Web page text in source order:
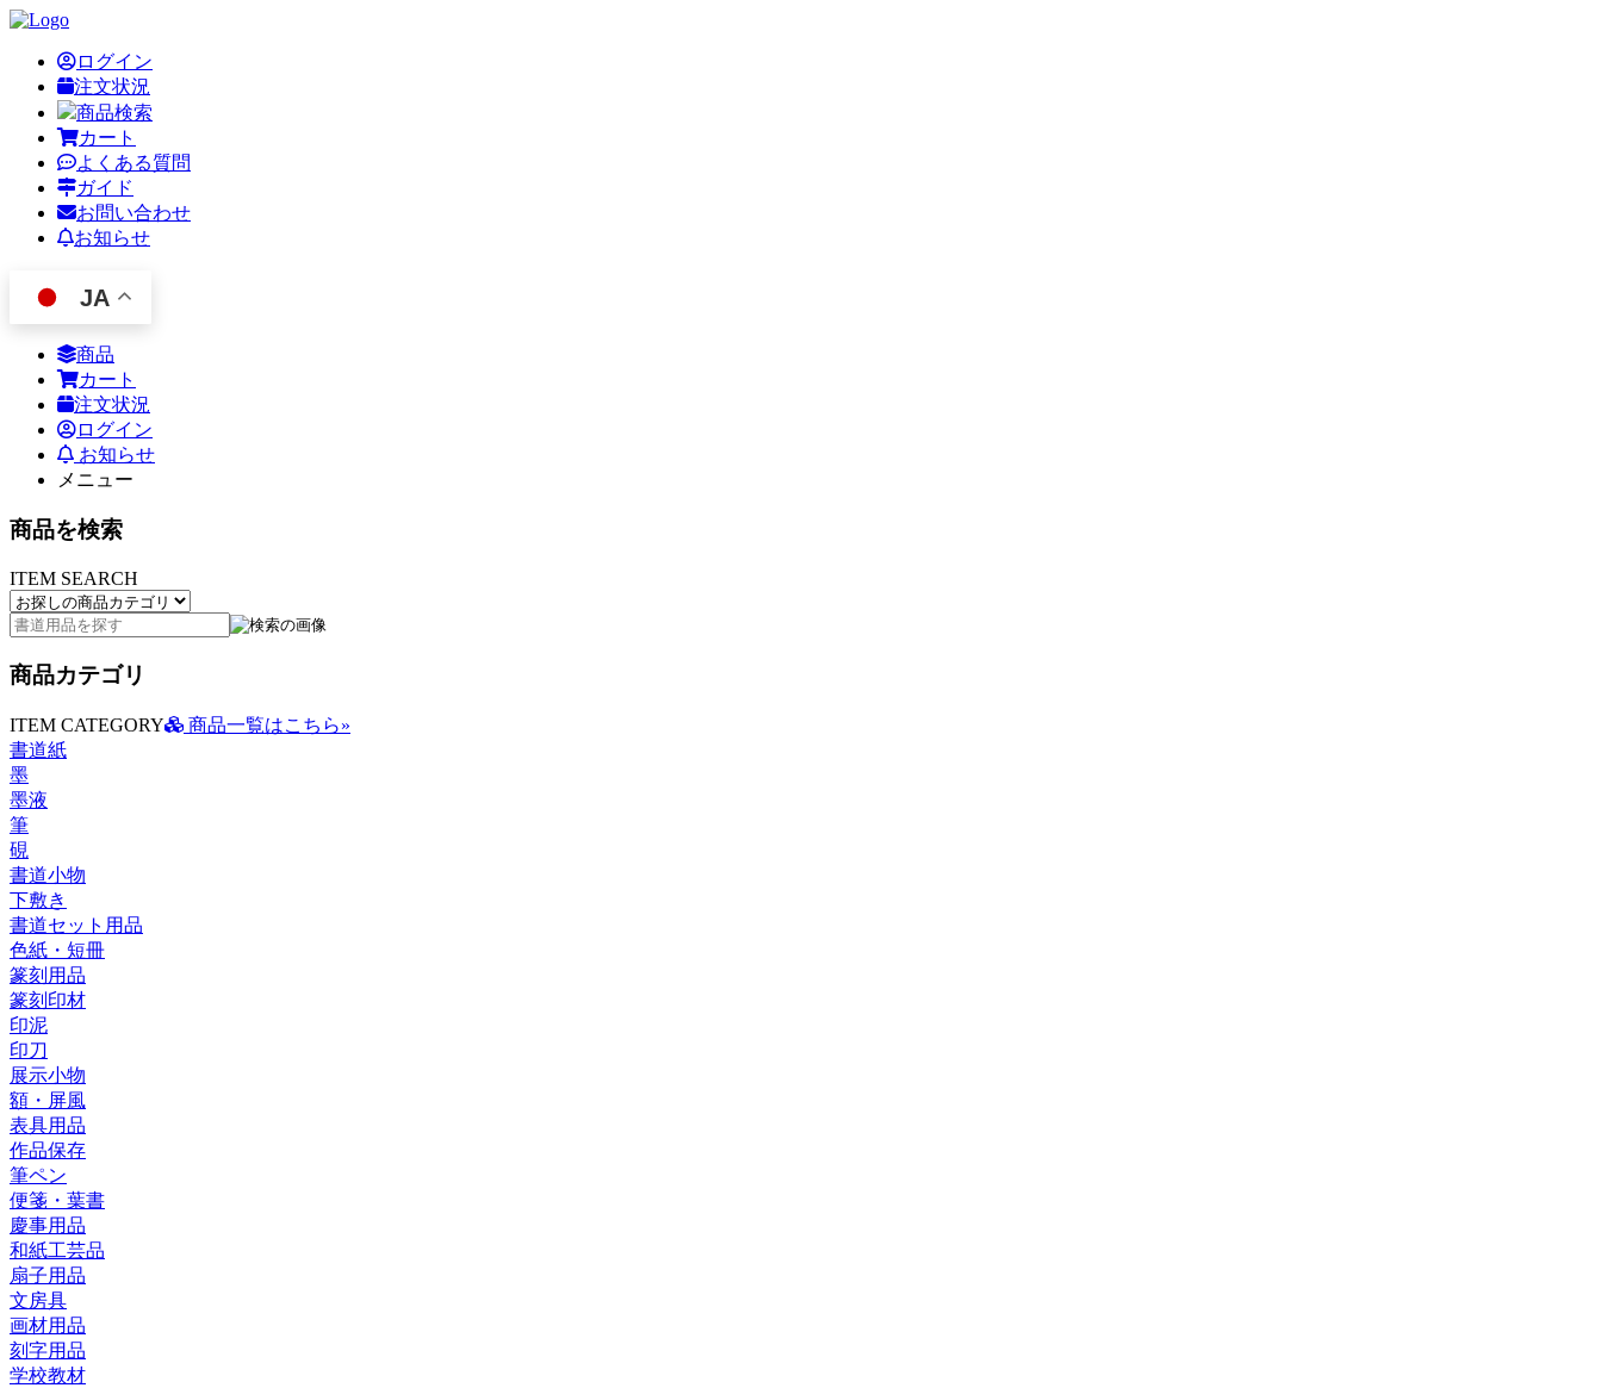
ログイン
注文状況
商品検索
カート
よくある質問
ガイド
お問い合わせ
お知らせ
JA
商品
カート
注文状況
ログイン
お知らせ
メニュー
商品を検索
ITEM SEARCH
商品カテゴリ
ITEM CATEGORY
商品一覧はこちら»
書道紙
墨
墨液
筆
硯
書道小物
下敷き
書道セット用品
色紙・短冊
篆刻用品
篆刻印材
印泥
印刀
展示小物
額・屏風
表具用品
作品保存
筆ペン
便箋・葉書
慶事用品
和紙工芸品
扇子用品
文房具
画材用品
刻字用品
学校教材